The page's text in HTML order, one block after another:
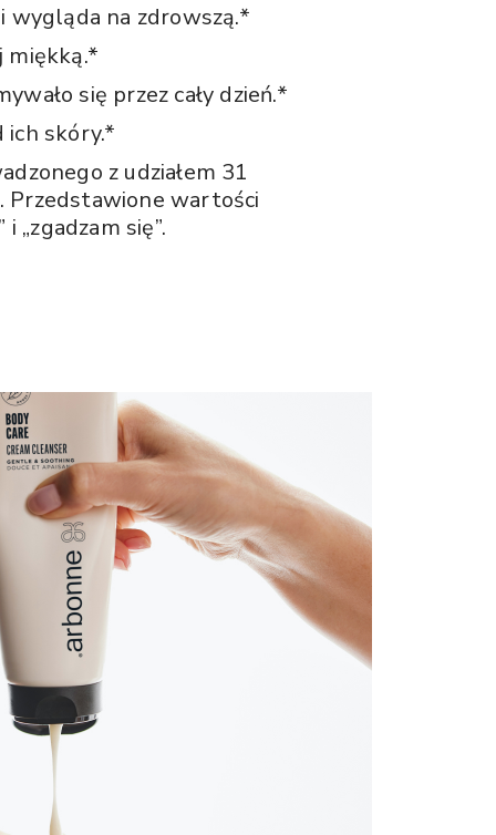
wygląda na zdrowszą.*
miękką.*
się przez cały dzień.*
ich skóry.*
z udziałem 31
Przedstawione wartości
„zgadzam się”.